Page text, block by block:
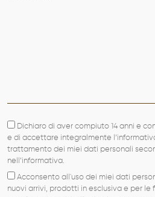
Dichiaro di aver compiuto 14 anni e
e di accettare integralmente
trattamento dei miei dati personali
nell’informativa.
Acconsento all'uso dei miei dati
nuovi arrivi, prodotti in esclusiva e per